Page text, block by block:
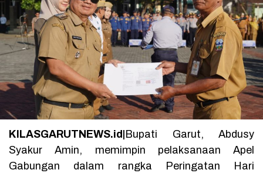
KILASGARUTNEWS.id| Bupati Garut, Abdusy
Syakur Amin, memimpin pelaksanaan Apel
Gabungan dalam rangka Peringatan Hari